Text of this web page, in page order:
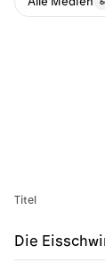
Titel
Die